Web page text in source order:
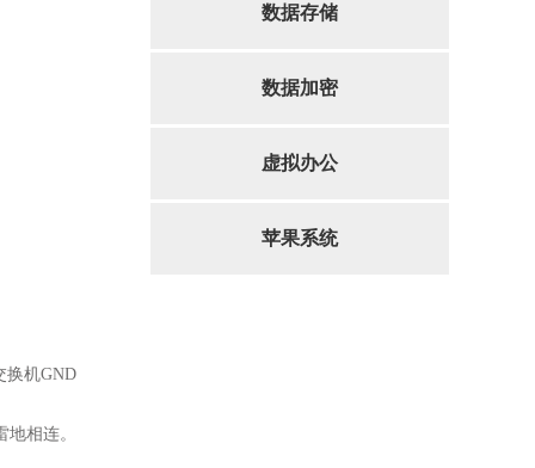
数据存储
数据加密
虚拟办公
苹果系统
换机GND
相连。